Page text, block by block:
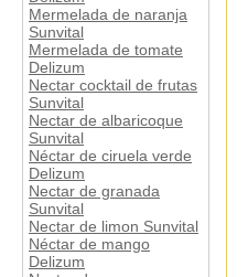
Mermelada de naranja
Sunvital
Mermelada de tomate
Delizum
Nectar cocktail de frutas
Sunvital
Nectar de albaricoque
Sunvital
Néctar de ciruela verde
Delizum
Nectar de granada
Sunvital
Nectar de limon Sunvital
Néctar de mango
Delizum